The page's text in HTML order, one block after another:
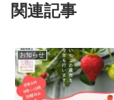
関連記事
お知らせ